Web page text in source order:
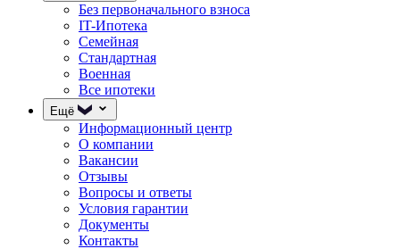
Без первоначального взноса
IT-Ипотека
Семейная
Стандартная
Военная
Все ипотеки
Ещё
Информационный центр
О компании
Вакансии
Отзывы
Вопросы и ответы
Условия гарантии
Документы
Контакты